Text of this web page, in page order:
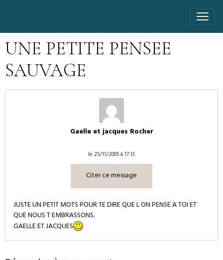
UNE PETITE PENSEE
SAUVAGE
Gaelle et jacques Rocher
le 25/11/2005 à 17:13
Citer ce message
JUSTE UN PETIT MOTS POUR TE DIRE QUE L ON PENSE A TOI ET
QUE NOUS T EMBRASSONS.
GAELLE ET JACQUES